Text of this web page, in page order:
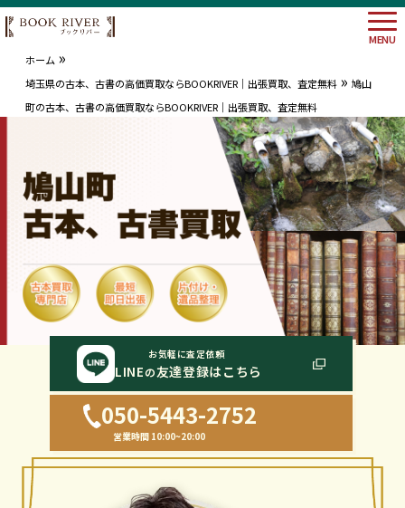
神奈川
東京都
MENU
ホーム »
埼玉県の古本、古書の高価買取ならBOOKRIVER｜出張買取、査定無料 » 鳩山
町の古本、古書の高価買取ならBOOKRIVER｜出張買取、査定無料
お気軽に査定依頼
LINEの友達登録はこちら
050-5443-2752
営業時間 10:00~20:00